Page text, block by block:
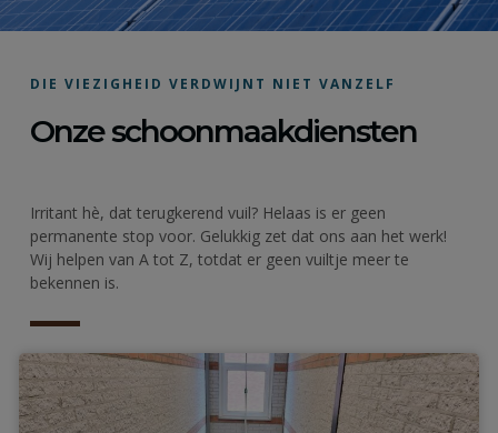
DIE VIEZIGHEID VERDWIJNT NIET VANZELF
Onze schoonmaakdiensten
Irritant hè, dat terugkerend vuil? Helaas is er geen
permanente stop voor. Gelukkig zet dat ons aan het werk!
Wij helpen van A tot Z, totdat er geen vuiltje meer te
bekennen is.